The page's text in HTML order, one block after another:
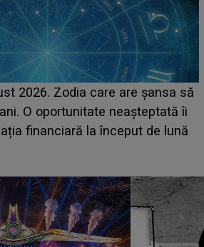
prima zi. Cine sunt artiștii
și de la ce ore au loc cele mai
scena principală?